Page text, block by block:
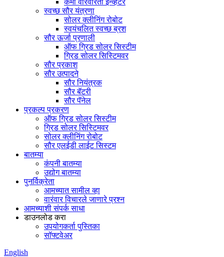
कमी वारंवारता इन्व्हर्टर
स्वच्छ सौर यंत्रणा
सोलर क्लीनिंग रोबोट
स्वयंचलित स्वच्छ ब्रश
सौर ऊर्जा प्रणाली
ऑफ ग्रिड सोलर सिस्टीम
ग्रिड सोलर सिस्टिमवर
सौर प्रकाश
सौर उत्पादने
सौर नियंत्रक
सौर बॅटरी
सौर पॅनेल
प्रकल्प प्रकरण
ऑफ ग्रिड सोलर सिस्टीम
ग्रिड सोलर सिस्टिमवर
सोलर क्लीनिंग रोबोट
सौर एलईडी लाईट सिस्टम
बातम्या
कंपनी बातम्या
उद्योग बातम्या
पुनर्विक्रेता
आमच्यात सामील व्हा
वारंवार विचारले जाणारे प्रश्न
आमच्याशी संपर्क साधा
डाउनलोड करा
उपयोगकर्ता पुस्तिका
सॉफ्टवेअर
English